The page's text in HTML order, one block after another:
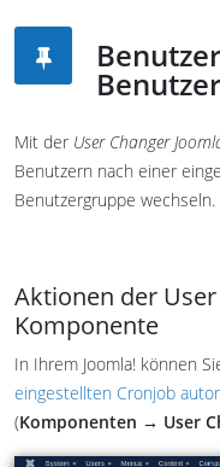
Mit der User Changer
Benutzern nach einer
Benutzergruppe wechseln.
Aktionen der
Komponente
In Ihrem Joomla! können
eingestellten Cronjob
(Komponenten → User